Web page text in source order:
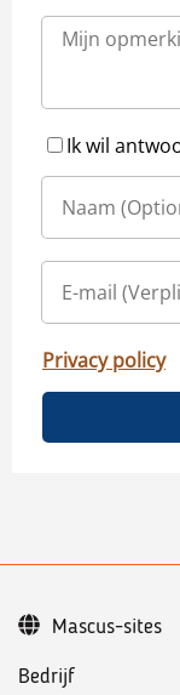
Ik wil
Privacy policy
Bedrijf
Mascus-sites